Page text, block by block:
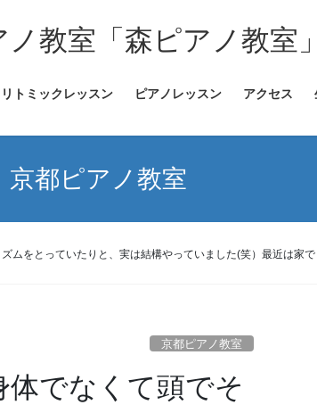
教室「森ピアノ教室」
リトミックレッスン ピアノレッスン アクセス
京都ピアノ教室
ムをとっていたりと、実は結構やっていました(笑）最近は家
京都ピアノ教室
でなくて頭でそ